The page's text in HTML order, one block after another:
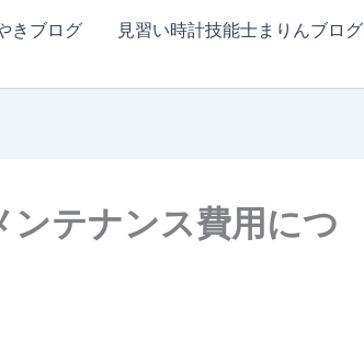
きブログ 見習い時計技能士まりんブログ
ンテナンス費用につ